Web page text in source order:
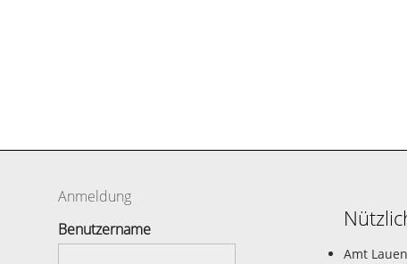
Anmeldung
Benutzername
Amt